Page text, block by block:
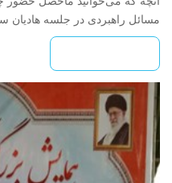
مسائل راهبردی در جلسه